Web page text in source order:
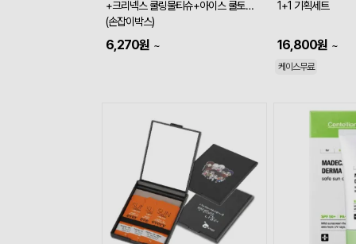
+크리넥스 쿨링물티슈+아이스 쿨토시
(손잡이박스)
6,270원 ~
1+1 기획세트
16,800원 ~
케이스무료